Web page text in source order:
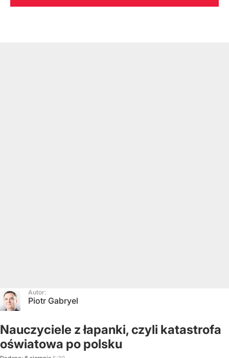
Autor:
Piotr Gabryel
Nauczyciele z łapanki, czyli katastrofa
oświatowa po polsku